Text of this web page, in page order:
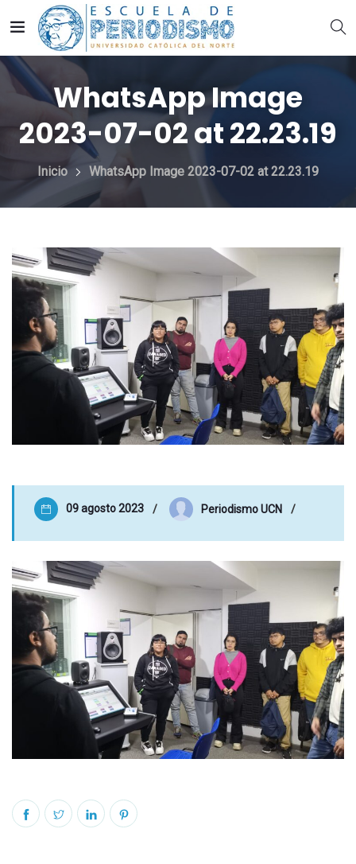
WhatsApp Image
2023-07-02 at 22.23.19
Inicio WhatsApp Image 2023-07-02 at 22.23.19
09 agosto 2023 Periodismo UCN